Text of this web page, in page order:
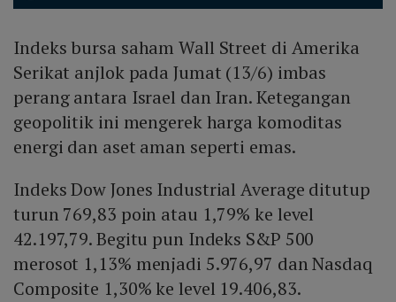
Indeks bursa saham Wall Street di Amerika
Serikat anjlok pada Jumat (13/6) imbas
perang antara Israel dan Iran. Ketegangan
geopolitik ini mengerek harga komoditas
energi dan aset aman seperti emas.
Indeks Dow Jones Industrial Average ditutup
turun 769,83 poin atau 1,79% ke level
42.197,79. Begitu pun Indeks S&P 500
merosot 1,13% menjadi 5.976,97 dan Nasdaq
Composite 1,30% ke level 19.406,83.